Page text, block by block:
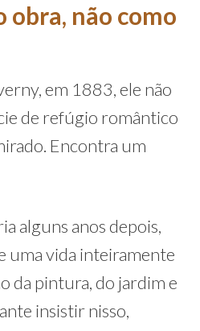
obra, não como
em 1883, ele não
de refúgio romântico
Encontra um
alguns anos depois,
uma vida inteiramente
da pintura, do jardim e
insistir nisso,